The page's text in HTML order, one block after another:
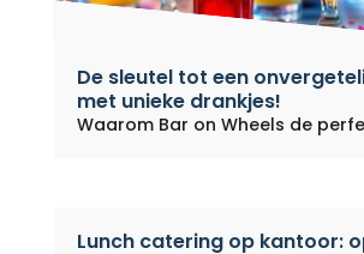
De sleutel tot een
met unieke drankjes!
Waarom Bar on Wheels de
Lunch catering op kantoor: